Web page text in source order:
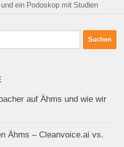
ein Podoskop mit Studien
auf Ähms und wie wir
Ähms – Cleanvoice.ai vs.